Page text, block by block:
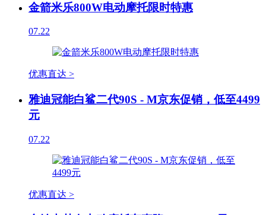
金箭米乐800W电动摩托限时特惠
07.22
优惠直达 >
雅迪冠能白鲨二代90S - M京东促销，低至4499
元
07.22
优惠直达 >